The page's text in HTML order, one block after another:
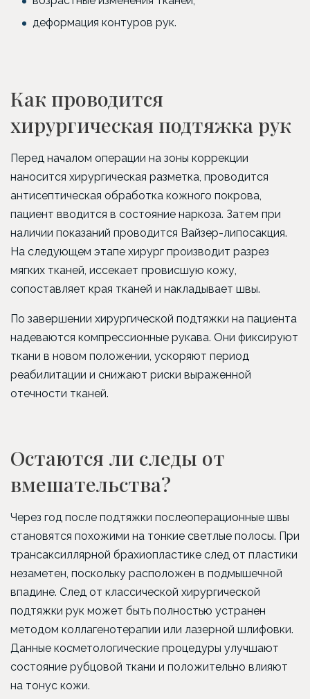
деформация контуров рук.
Как проводится
хирургическая подтяжка рук
Перед началом операции на зоны коррекции
наносится хирургическая разметка, проводится
антисептическая обработка кожного покрова,
пациент вводится в состояние наркоза. Затем при
наличии показаний проводится Вайзер-липосакция.
На следующем этапе хирург производит разрез
мягких тканей, иссекает провисшую кожу,
сопоставляет края тканей и накладывает швы.
По завершении хирургической подтяжки на пациента
надеваются компрессионные рукава. Они фиксируют
ткани в новом положении, ускоряют период
реабилитации и снижают риски выраженной
отечности тканей.
Остаются ли следы от
вмешательства?
Через год после подтяжки послеоперационные швы
становятся похожими на тонкие светлые полосы. При
трансаксиллярной брахиопластике след от пластики
незаметен, поскольку расположен в подмышечной
впадине. След от классической хирургической
подтяжки рук может быть полностью устранен
методом коллагенотерапии или лазерной шлифовки.
Данные косметологические процедуры улучшают
состояние рубцовой ткани и положительно влияют
на тонус кожи.